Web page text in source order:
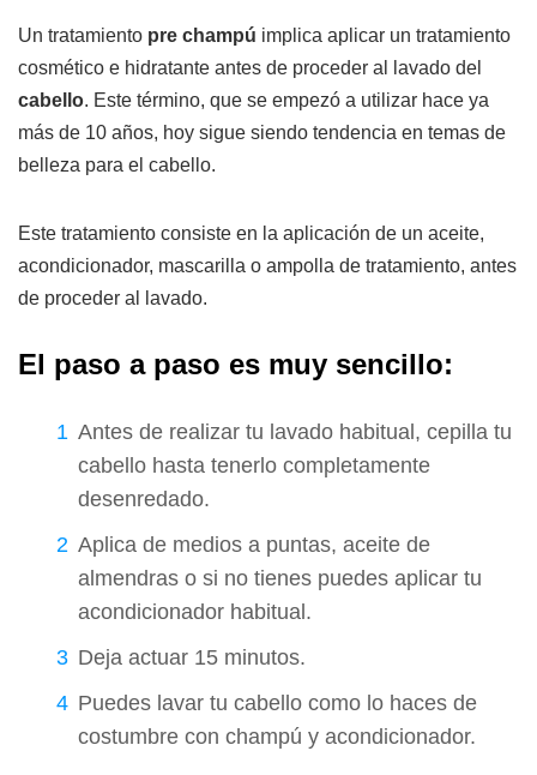
Un tratamiento pre champú implica aplicar un tratamiento
cosmético e hidratante antes de proceder al lavado del
cabello. Este término, que se empezó a utilizar hace ya
más de 10 años, hoy sigue siendo tendencia en temas de
belleza para el cabello.
Este tratamiento consiste en la aplicación de un aceite,
acondicionador, mascarilla o ampolla de tratamiento, antes
de proceder al lavado.
El paso a paso es muy sencillo:
Antes de realizar tu lavado habitual, cepilla tu
cabello hasta tenerlo completamente
desenredado.
Aplica de medios a puntas, aceite de
almendras o si no tienes puedes aplicar tu
acondicionador habitual.
Deja actuar 15 minutos.
Puedes lavar tu cabello como lo haces de
costumbre con champú y acondicionador.